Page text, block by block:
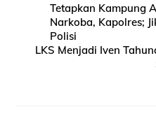
Tetapkan Kampung
Narkoba, Kapolres;
Polisi
LKS Menjadi Iven